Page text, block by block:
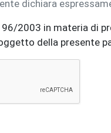
dichiara
2003 in materia di
della presente